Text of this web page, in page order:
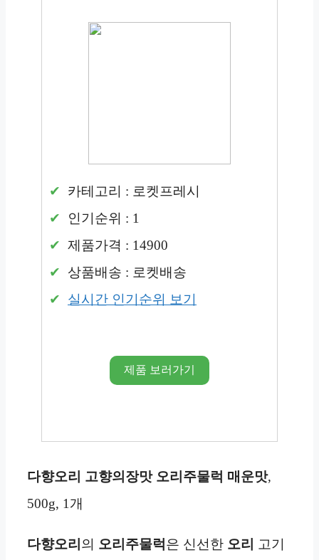
카테고리 : 로켓프레시
인기순위 : 1
제품가격 : 14900
상품배송 : 로켓배송
실시간 인기순위 보기
제품 보러가기
다향오리 고향의장맛 오리주물럭 매운맛,
500g, 1개
다향오리 의 오리주물럭 은 신선한 오리
고기